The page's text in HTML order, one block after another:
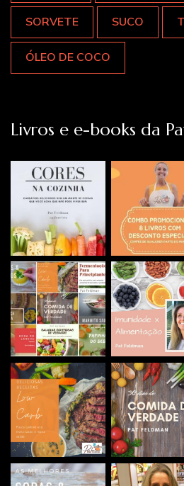
SORVETE SUCO
ÓLEO DE COCO
Livros e e-books da